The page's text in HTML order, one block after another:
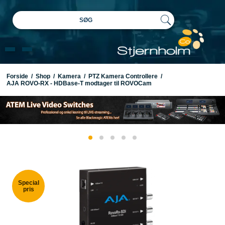
SØG
Forside / Shop / Kamera / PTZ Kamera Controllere /
AJA ROVO-RX - HDBase-T modtager til ROVOCam
Special
pris